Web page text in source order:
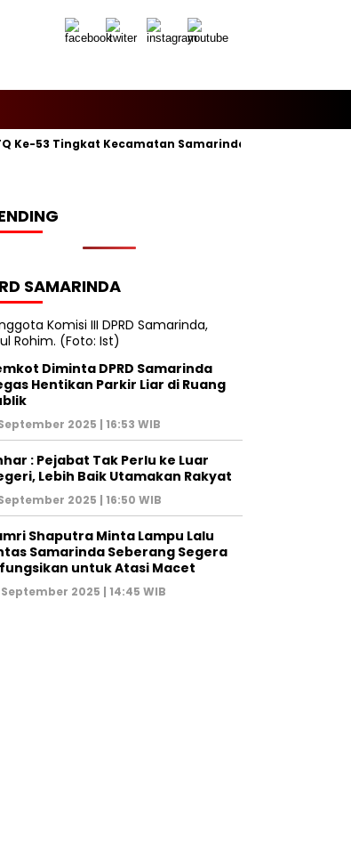
Ke-53 Tingkat Kecamatan Samarinda Ilir, Kelurahan
SAMARINDA
Diminta DPRD Samarinda
Hentikan Parkir Liar di Ruang
September 2025 | 16:53 WIB
: Pejabat Tak Perlu ke Luar
Lebih Baik Utamakan Rakyat
September 2025 | 16:50 WIB
Shaputra Minta Lampu Lalu
Samarinda Seberang Segera
untuk Atasi Macet
September 2025 | 14:45 WIB